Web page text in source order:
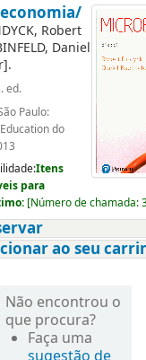
Robert
Daniel
.
ed.
Paulo:
do
Itens
para
[Número de chamada:
ao seu
Não encontrou o
que procura?
Faça uma